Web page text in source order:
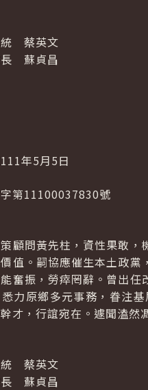
英文
長 蘇貞昌
年5月5日
第11100037830號
顧問黃先柱，資性果敢
值。嗣協應催生本土政
奮振，勞瘁罔辭。曾出
力原鄉多元事務，眷注
才，行誼宛在。遽聞溘然
英文
長 蘇貞昌